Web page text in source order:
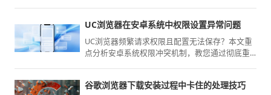
UC浏览器在安卓系统中权限设置异常问题
UC浏览器频繁请求权限且配置无法保存？本文重
点分析安卓系统权限冲突机制，教您通过彻底重
谷歌浏览器下载安装过程中卡住的处理技巧